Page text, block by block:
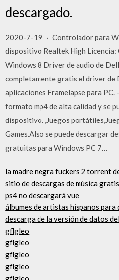
descargado.
2020-7-19 · Controlador para
dispositivo Realtek High Licencia:
Windows 8 Driver de audio de
completamente gratis el driver de
aplicaciones Framelapse para PC.
formato mp4 de alta calidad y se
dispositivo. ,Juegos
Games.Also se puede descargar
gratuitas para Windows PC 7…
la madre negra fuckers 2 torrent
sitio de descargas de música gratis
ps4 no descargará vue
álbumes de artistas hispanos para
descarga de la versión de datos
gflgleo
gflgleo
gflgleo
gflgleo
gflgleo